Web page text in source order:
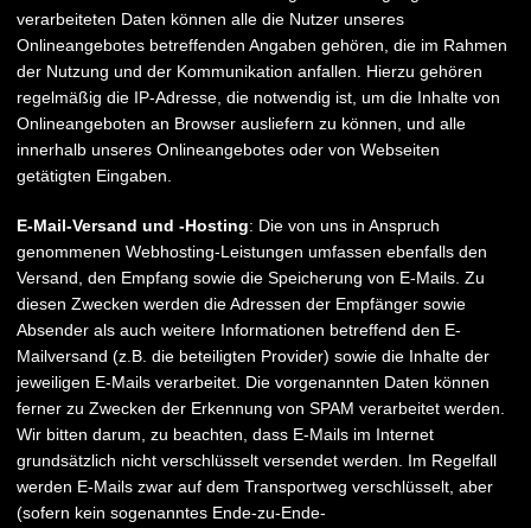
verarbeiteten Daten können alle die Nutzer unseres
Onlineangebotes betreffenden Angaben gehören, die im Rahmen
der Nutzung und der Kommunikation anfallen. Hierzu gehören
regelmäßig die IP-Adresse, die notwendig ist, um die Inhalte von
Onlineangeboten an Browser ausliefern zu können, und alle
innerhalb unseres Onlineangebotes oder von Webseiten
getätigten Eingaben.
E-Mail-Versand und -Hosting: Die von uns in Anspruch
genommenen Webhosting-Leistungen umfassen ebenfalls den
Versand, den Empfang sowie die Speicherung von E-Mails. Zu
diesen Zwecken werden die Adressen der Empfänger sowie
Absender als auch weitere Informationen betreffend den E-
Mailversand (z.B. die beteiligten Provider) sowie die Inhalte der
jeweiligen E-Mails verarbeitet. Die vorgenannten Daten können
ferner zu Zwecken der Erkennung von SPAM verarbeitet werden.
Wir bitten darum, zu beachten, dass E-Mails im Internet
grundsätzlich nicht verschlüsselt versendet werden. Im Regelfall
werden E-Mails zwar auf dem Transportweg verschlüsselt, aber
(sofern kein sogenanntes Ende-zu-Ende-